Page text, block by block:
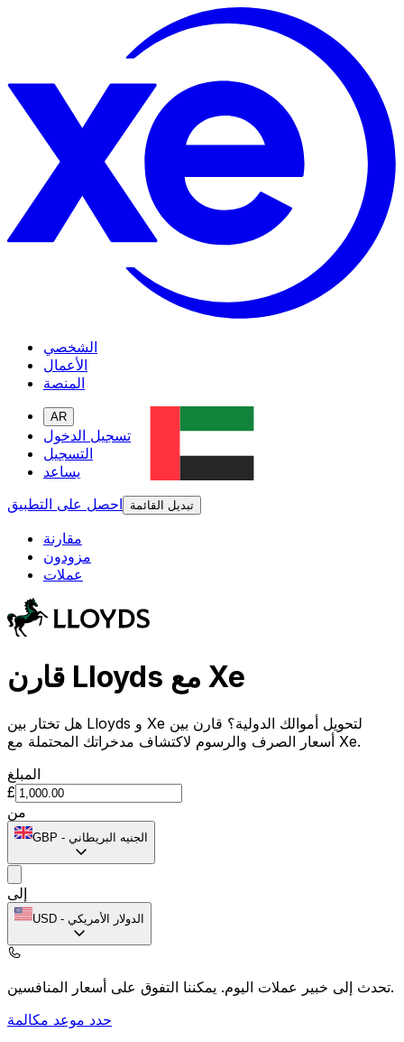
الشخصي
الأعمال
المنصة
AR
تسجيل الدخول
التسجيل
يساعد
احصل على التطبيق
تبديل القائمة
مقارنة
مزودون
عملات
قارن Lloyds مع Xe
هل تختار بين Lloyds و Xe لتحويل أموالك الدولية؟ قارن بين
أسعار الصرف والرسوم لاكتشاف مدخراتك المحتملة مع Xe.
المبلغ
£
من
GBP - الجنيه البريطاني
إلى
USD - الدولار الأمريكي
تحدث إلى خبير عملات اليوم.يمكننا التفوق على أسعار المنافسين.
حدد موعد مكالمة